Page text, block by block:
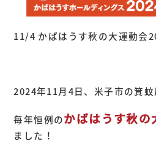
11/4 かばはうす秋の大運動会
2024年11月4日、米子市の箕蚊
毎年恒例のかばはうす秋の
ました！